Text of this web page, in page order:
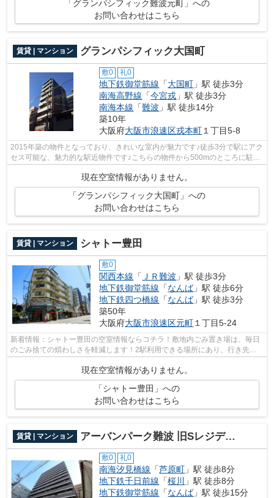
「グランパシフィック難波元町」への
お問い合わせはこちら
賃貸 | マンション グランパシフィック大国町
敷0 礼0
地下鉄御堂筋線 「大国町 」駅 徒歩3分
南海高野線 「今宮戎 」駅 徒歩3分
南海本線 「難波 」駅 徒歩14分
築10年
大阪府大阪市浪速区戎本町 １丁目5-8
2015年築の物件となっており、きれいな室内が魅力です♪徒歩3分で駅にアク
セス可能な、魅力的な駅近物件です♪こちらの物件から500mのところに駐車
場あり♪手軽にゴミ出しがしやすい、敷...
現在空室情報がありません。
「グランパシフィック大国町」への
お問い合わせはこちら
賃貸 | マンション シャトー豊田
敷0
関西本線 「 ＪＲ難波 」駅 徒歩3分
地下鉄御堂筋線 「なんば」駅 徒歩6分
地下鉄四つ橋線 「なんば」駅 徒歩3分
築50年
大阪府大阪市浪速区元町 １丁目5-24
新着情報：シャトー豊田の空室情報ならコチラ！敷地内ごみ置き場は、毎日
のごみ捨ての煩わしさを軽減します！2駅利用できる場所にあり、行き先に
現在空室情報がありません。
「シャトー豊田」への
お問い合わせはこちら
賃貸 | マンション アーバンパーク難波 旧Sレジデンス難波ウエスト
敷0 礼0
南海汐見橋線 「芦原町 」駅 徒歩8分
地下鉄千日前線 「桜川
」駅 徒歩8分
地下鉄御堂筋線 「なんば」駅 徒歩15分